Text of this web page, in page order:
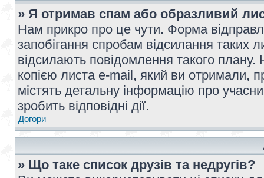
» Я отримав спам або образливий
Нам прикро про це чути. Форма
запобігання спробам відсилання таких
відсилають повідомлення такого
копією листа e-mail, який ви отримали,
містять детальну інформацію про
зробить відповідні дії.
Догори
» Що таке список друзів та недругів?